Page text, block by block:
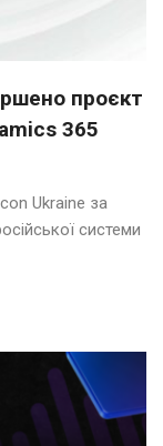
проєкт
365
Ukraine за
системи